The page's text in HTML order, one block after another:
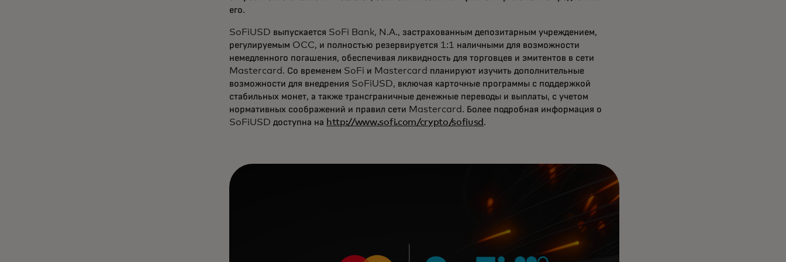
его.
SoFiUSD выпускается SoFi Bank, N.A., застрахованным депозитарным учреждением,
регулируемым OCC, и полностью резервируется 1:1 наличными для возможности
немедленного погашения, обеспечивая ликвидность для торговцев и эмитентов в сети
Mastercard. Со временем SoFi и Mastercard планируют изучить дополнительные
возможности для внедрения SoFiUSD, включая карточные программы с поддержкой
стабильных монет, а также трансграничные денежные переводы и выплаты, с учетом
нормативных соображений и правил сети Mastercard. Более подробная информация о
SoFiUSD доступна на http://www.sofi.com/crypto/sofiusd .